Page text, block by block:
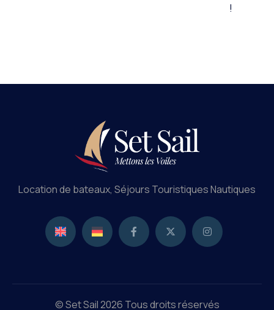
!
Location de bateaux, Séjours Touristiques Nautiques
© Set Sail 2026 Tous droits réservés